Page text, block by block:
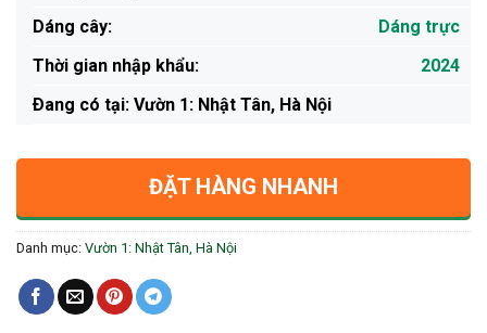
Dáng cây:
Dáng trực
Thời gian nhập khẩu:
2024
Ðang có tại: Vườn 1: Nhật Tân, Hà Nội
ĐẶT HÀNG NHANH
Danh mục: Vườn 1: Nhật Tân, Hà Nội